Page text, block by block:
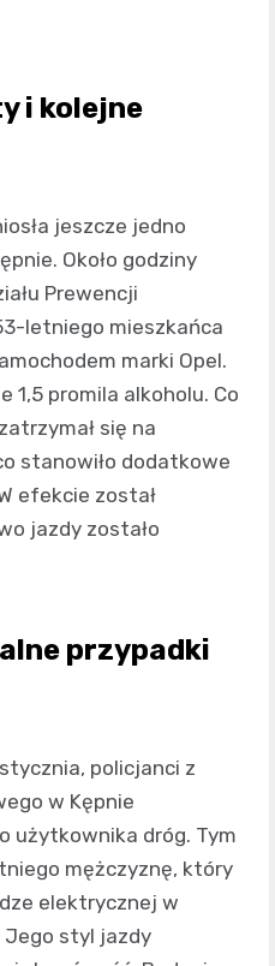
i kolejne
jeszcze jedno
Około godziny
Prewencji
letniego mieszkańca
marki Opel.
1,5 promila alkoholu. Co
się na
stanowiło dodatkowe
efekcie został
jazdy zostało
przypadki
policjanci z
w Kępnie
użytkownika dróg. Tym
mężczyznę, który
elektrycznej w
Jego styl jazdy